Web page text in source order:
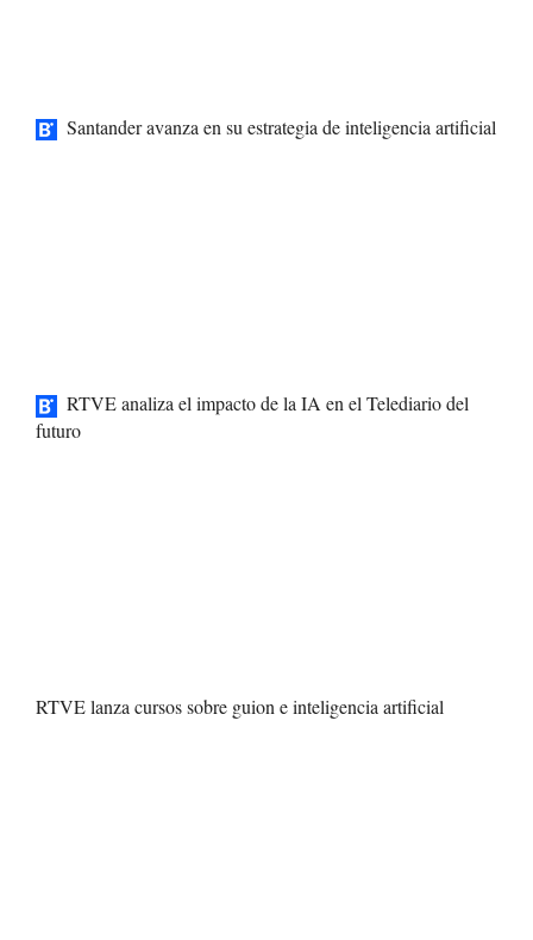
Santander avanza en su estrategia de inteligencia artificial
RTVE analiza el impacto de la IA en el Telediario del
futuro
RTVE lanza cursos sobre guion e inteligencia artificial